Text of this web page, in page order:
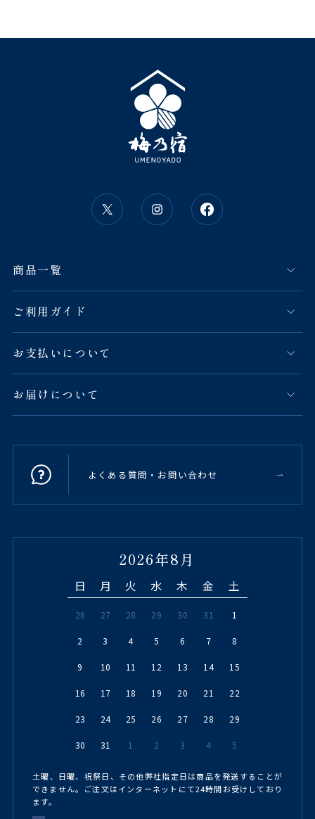
商品一覧
ご利用ガイド
お支払いについて
お届けについて
よくある質問・お問い合わせ
2026年8月
日 月 火 水 木 金 土
26 27 28 29 30 31 1
2 3 4 5 6 7 8
9 10 11 12 13 14 15
16 17 18 19 20 21 22
23 24 25 26 27 28 29
30 31 1 2 3 4 5
土曜、日曜、祝祭日、その他弊社指定日は商品を発送することが
できません。ご注文はインターネットにて24時間お受けしており
ます。